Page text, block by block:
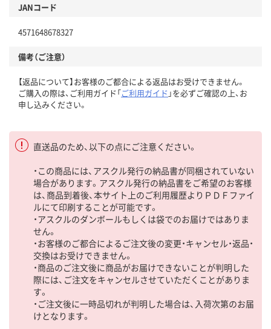
JANコード
4571648678327
備考（ご注意）
【返品について】お客様のご都合による返品はお受けできません。
ご購入の際は、ご利用ガイド「ご利用ガイド 」を必ずご確認の上、お
申し込みください。
直送品のため、以下の点にご注意ください。
・この商品には、アスクル発行の納品書が同梱されていない
場合があります。アスクル発行の納品書をご希望のお客様
は、商品到着後、本サイト上のご利用履歴よりＰＤＦファイ
ルにて印刷することが可能です。
・アスクルのダンボールもしくは袋でのお届けではありま
せん。
・お客様のご都合によるご注文後の変更・キャンセル・返品・
交換はお受けできません。
・商品のご注文後に商品がお届けできないことが判明した
際には、ご注文をキャンセルさせていただくことがありま
す。
・ご注文後に一時品切れが判明した場合は、入荷次第のお届
けとなります。